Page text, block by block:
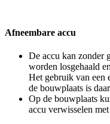
Afneembare accu
De accu kan zonder
worden losgehaald
Het gebruik van een
de bouwplaats is
Op de bouwplaats
accu verwisselen